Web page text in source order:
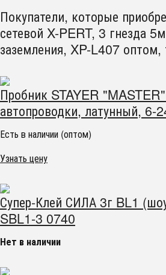
Покупатели, которые
сетевой X-PERT, 3 гнезда
заземления, XP-L407 оптом,
Пробник STAYER
автопроводки, латунный,
Есть в наличии (оптом)
Узнать цену
Супер-Клей СИЛА 3г BL1
SBL1-3 0740
Нет в наличии